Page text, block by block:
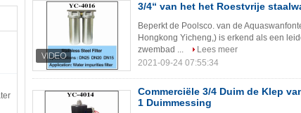
3/4“ van het het Roestvrije
Beperkt de Poolsco. van de
Hongkong Yicheng,) is erkend als een
zwembad ...
Lees meer
2021-09-24 07:55:34
Commerciële 3/4 Duim de Klep
1 Duimmessing